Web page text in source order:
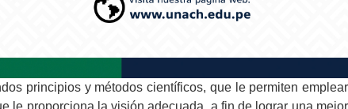
principios y métodos científicos, que le permiten emplear
le proporciona la visión adecuada, a fin de lograr una mejor